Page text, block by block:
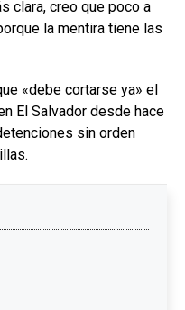
clara, creo que poco a
la mentira tiene las
«debe cortarse ya» el
El Salvador desde hace
sin orden